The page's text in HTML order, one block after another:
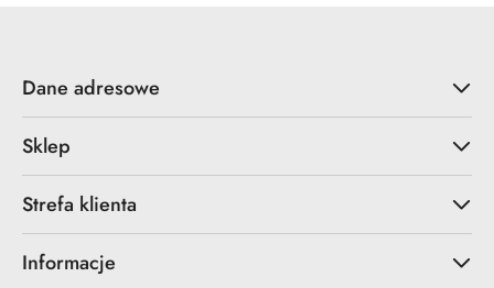
Dane adresowe
Sklep
Strefa klienta
Informacje